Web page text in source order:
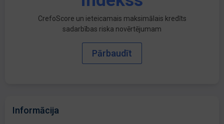
CrefoScore un ieteicamais maksimālais kredīts
sadarbības riska novērtējumam
Pārbaudīt
Informācija